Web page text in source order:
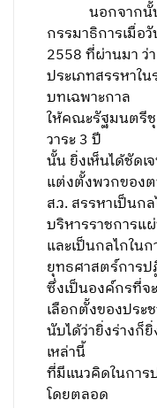
นอกจากนั้
กรรมาธิการเมื่อ
2558 ที่ผ่านมา ว่
ประเภทสรรหาใ
บทเฉพาะกาล
ให้คณะรัฐมนตรี
วาระ 3 ปี
นั้น ยิ่งเห็นได้ชัด
แต่งตั้งพวกของต
ส.ว. สรรหาเป็น
บริหารราชการแ
และเป็นกลไกใน
ยุทธศาสตร์การ
ซึ่งเป็นองค์กรที่จ
เลือกตั้งของประ
นับได้ว่ายิ่งร่างก็
เหล่านี้
ที่มีแนวคิดในการ
โดยตลอด